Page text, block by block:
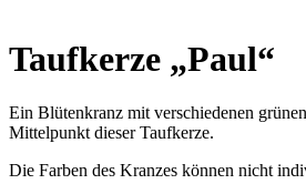
Taufkerze „Paul“
Ein Blütenkranz mit verschiedenen
Mittelpunkt dieser Taufkerze.
Die Farben des Kranzes können nicht